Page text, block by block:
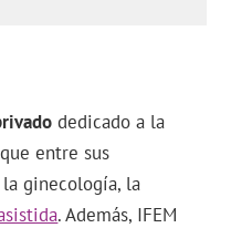
dedicado a la
entre sus
ginecología, la
. Además, IFEM